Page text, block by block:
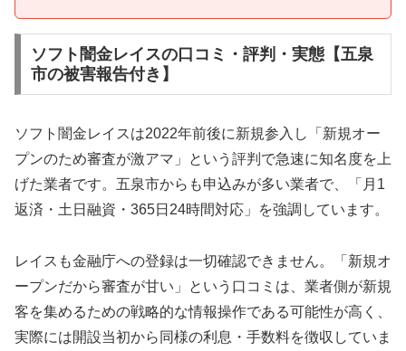
ソフト闇金レイスの口コミ・評判・実態【五泉
市の被害報告付き】
ソフト闇金レイスは2022年前後に新規参入し「新規オー
プンのため審査が激アマ」という評判で急速に知名度を上
げた業者です。五泉市からも申込みが多い業者で、「月1
返済・土日融資・365日24時間対応」を強調しています。
レイスも金融庁への登録は一切確認できません。「新規オ
ープンだから審査が甘い」という口コミは、業者側が新規
客を集めるための戦略的な情報操作である可能性が高く、
実際には開設当初から同様の利息・手数料を徴収していま